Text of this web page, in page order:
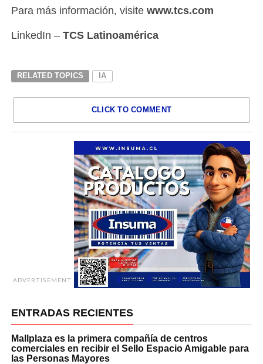
Para más información, visite www.tcs.com
LinkedIn – TCS Latinoamérica
RELATED TOPICS IA
CLICK TO COMMENT
ADVERTISEMENT
ENTRADAS RECIENTES
Mallplaza es la primera compañía de centros
comerciales en recibir el Sello Espacio Amigable para
las Personas Mayores